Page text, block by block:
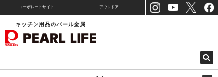
コーポレートサイト アウトドア
キッチン用品のパール金属